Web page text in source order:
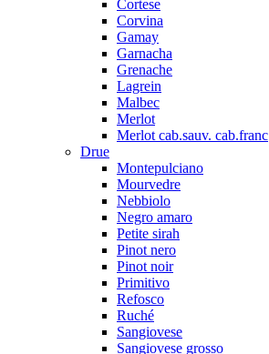
Cortese
Corvina
Gamay
Garnacha
Grenache
Lagrein
Malbec
Merlot
Merlot cab.sauv. cab.franc
Drue
Montepulciano
Mourvedre
Nebbiolo
Negro amaro
Petite sirah
Pinot nero
Pinot noir
Primitivo
Refosco
Ruché
Sangiovese
Sangiovese grosso